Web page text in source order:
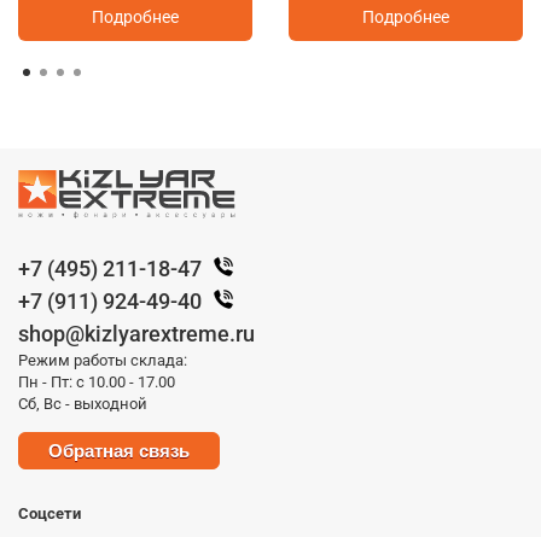
Подробнее Подробнее
+7 (495) 211-18-47
+7 (911) 924-49-40
shop@kizlyarextreme.ru
Режим работы склада:
Пн - Пт: с 10.00 - 17.00
Сб, Вс - выходной
Обратная связь
Соцсети